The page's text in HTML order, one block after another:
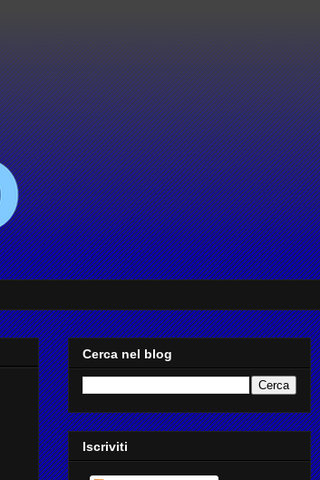
Cerca nel blog
Iscriviti